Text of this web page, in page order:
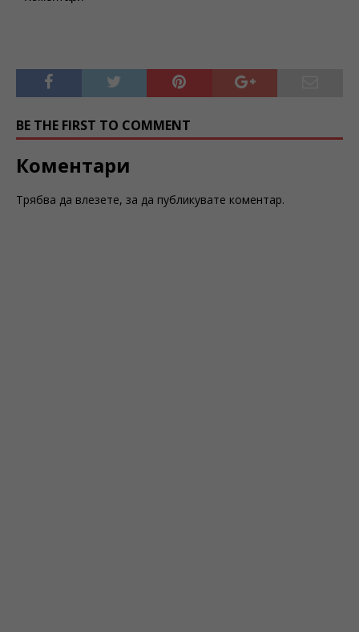
BE THE FIRST TO COMMENT
Коментари
Трябва да влезете, за да публикувате коментар.